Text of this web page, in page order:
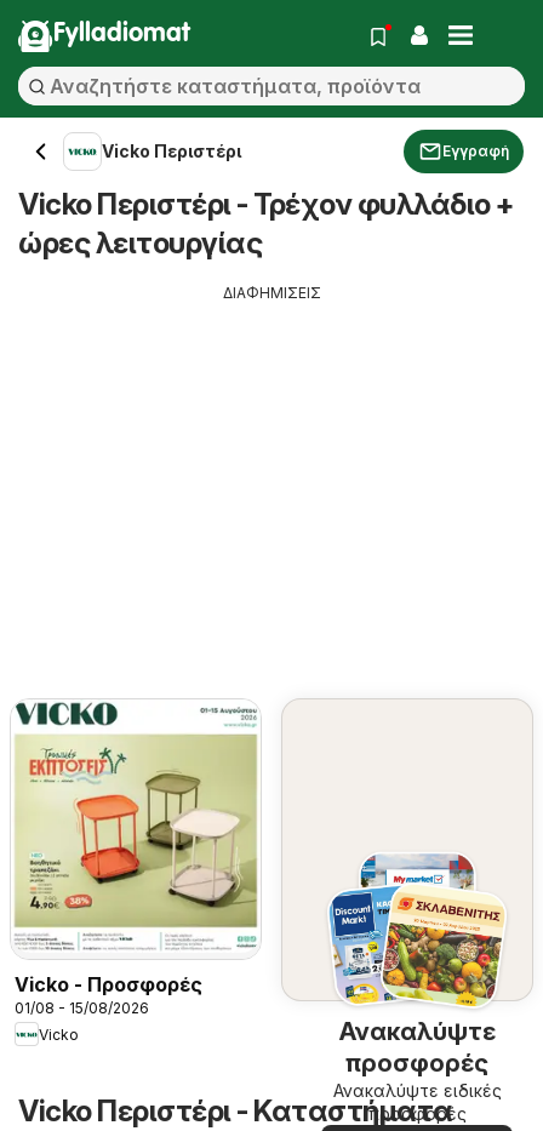
Fylladiomat
Vicko Περιστέρι Εγγραφή
Vicko Περιστέρι - Τρέχον φυλλάδιο +
ώρες λειτουργίας
ΔΙΑΦΗΜΙΣΕΙΣ
Vicko - Προσφορές
01/08 - 15/08/2026
Vicko
Ανακαλύψτε
προσφορές
Ανακαλύψτε ειδικές
προσφορές
Vicko Περιστέρι - Καταστήματα